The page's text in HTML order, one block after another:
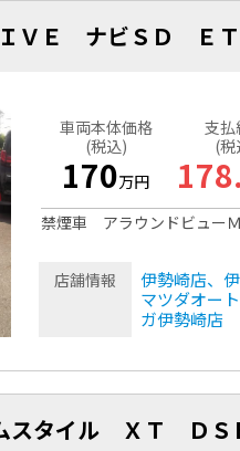
ＶＥ ナビＳＤ Ｅ
車両本体価格
(税込)
170万円
支払
(税
禁煙車 アラウンドビューＭ
店舗情報
伊勢崎店、
マツダオー
ガ伊勢崎店
スタイル ＸＴ ＤＳ